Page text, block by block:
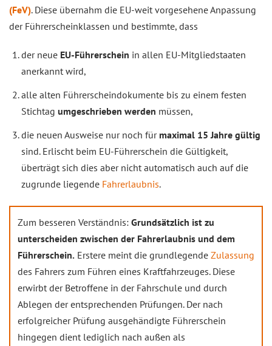
(FeV). Diese übernahm die EU-weit vorgesehene Anpassung
der Führerscheinklassen und bestimmte, dass
der neue EU-Führerschein in allen EU-Mitgliedstaaten
anerkannt wird,
alle alten Führerscheindokumente bis zu einem festen
Stichtag umgeschrieben werden müssen,
die neuen Ausweise nur noch für maximal 15 Jahre gültig
sind. Erlischt beim EU-Führerschein die Gültigkeit,
überträgt sich dies aber nicht automatisch auch auf die
zugrunde liegende Fahrerlaubnis.
Zum besseren Verständnis: Grundsätzlich ist zu
unterscheiden zwischen der Fahrerlaubnis und dem
Führerschein. Erstere meint die grundlegende Zulassung
des Fahrers zum Führen eines Kraftfahrzeuges. Diese
erwirbt der Betroffene in der Fahrschule und durch
Ablegen der entsprechenden Prüfungen. Der nach
erfolgreicher Prüfung ausgehändigte Führerschein
hingegen dient lediglich nach außen als